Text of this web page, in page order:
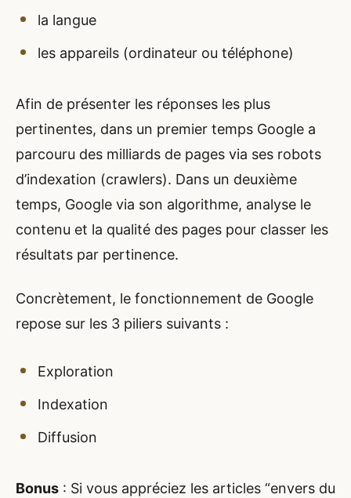
la langue
les appareils (ordinateur ou téléphone)
Afin de présenter les réponses les plus
pertinentes, dans un premier temps Google a
parcouru des milliards de pages via ses robots
d’indexation (crawlers). Dans un deuxième
temps, Google via son algorithme, analyse le
contenu et la qualité des pages pour classer les
résultats par pertinence.
Concrètement, le fonctionnement de Google
repose sur les 3 piliers suivants :
Exploration
Indexation
Diffusion
Bonus : Si vous appréciez les articles “envers du